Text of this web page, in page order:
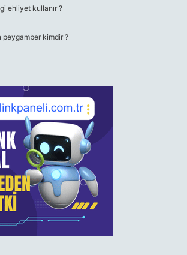
ehliyet kullanır ?
peygamber kimdir ?